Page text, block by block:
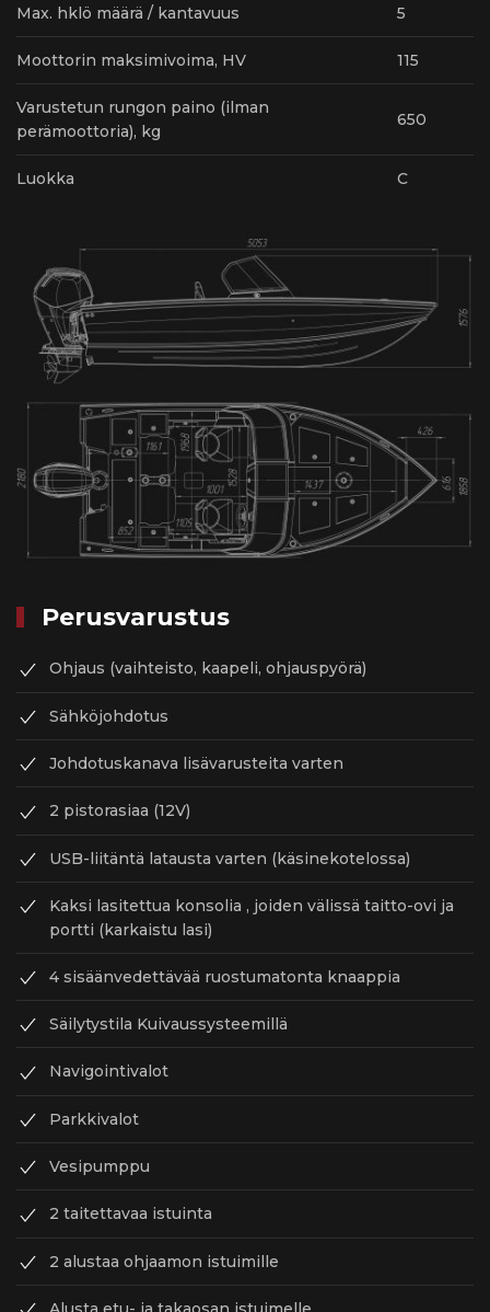
Max. hklö määrä / kantavuus 5
Moottorin maksimivoima, HV 115
Varustetun rungon paino (ilman
perämoottoria), kg
650
Luokka С
Perusvarustus
Ohjaus (vaihteisto, kaapeli, ohjauspyörä)
Sähköjohdotus
Johdotuskanava lisävarusteita varten
2 pistorasiaa (12V)
USB-liitäntä latausta varten (käsinekotelossa)
Kaksi lasitettua konsolia , joiden välissä taitto-ovi ja
portti (karkaistu lasi)
4 sisäänvedettävää ruostumatonta knaappia
Säilytystila Kuivaussysteemillä
Navigointivalot
Parkkivalot
Vesipumppu
2 taitettavaa istuinta
2 alustaa ohjaamon istuimille